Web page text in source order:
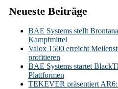
Neueste Beiträge
BAE Systems stellt
Kampfmittel
Valox 1500 erreicht
profitieren
BAE Systems startet
Plattformen
TEKEVER präsentiert